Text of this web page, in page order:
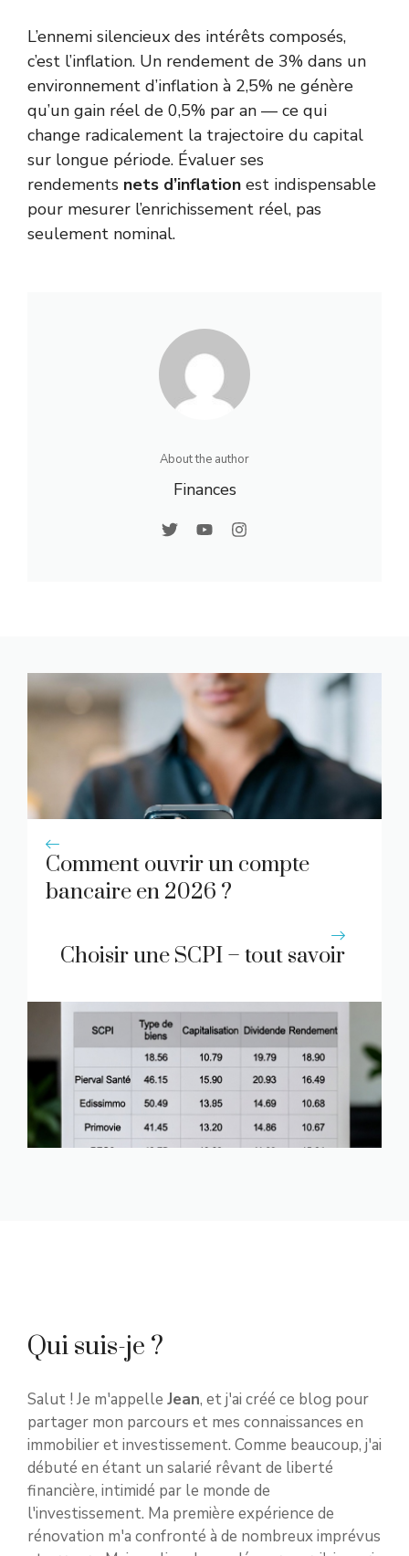
L’ennemi silencieux des intérêts composés,
c’est l’inflation. Un rendement de 3% dans un
environnement d’inflation à 2,5% ne génère
qu’un gain réel de 0,5% par an — ce qui
change radicalement la trajectoire du capital
sur longue période. Évaluer ses
rendements nets d’inflation est indispensable
pour mesurer l’enrichissement réel, pas
seulement nominal.
About the author
Finances
Comment ouvrir un compte
bancaire en 2026 ?
Choisir une SCPI – tout savoir
Qui suis-je ?
Salut ! Je m'appelle Jean, et j'ai créé ce blog pour
partager mon parcours et mes connaissances en
immobilier et investissement. Comme beaucoup, j'ai
débuté en étant un salarié rêvant de liberté
financière, intimidé par le monde de
l'investissement. Ma première expérience de
rénovation m'a confronté à de nombreux imprévus